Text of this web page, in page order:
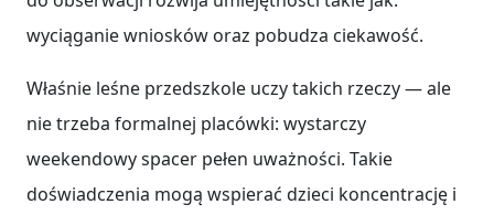
wyciąganie wniosków oraz pobudza ciekawość.
Właśnie leśne przedszkole uczy takich rzeczy — ale
nie trzeba formalnej placówki: wystarczy
weekendowy spacer pełen uważności. Takie
doświadczenia mogą wspierać dzieci koncentrację i